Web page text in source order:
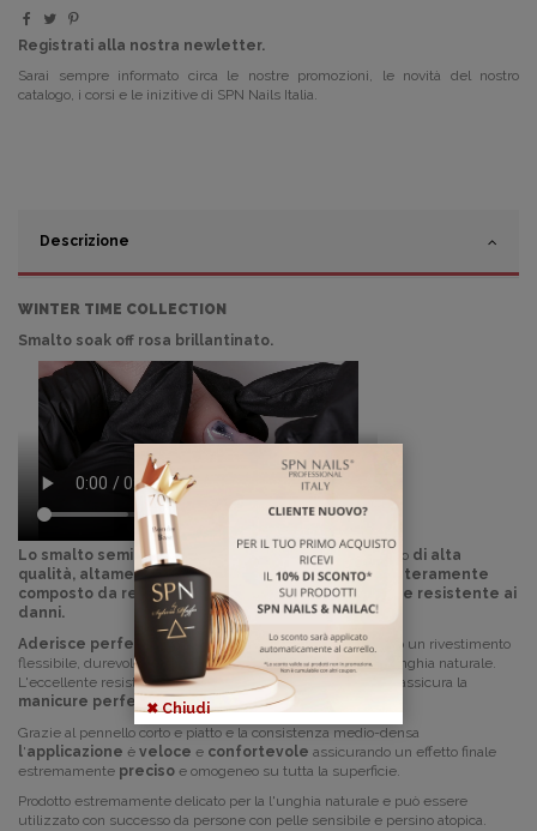
Registrati alla nostra newletter.
Sarai sempre informato circa le nostre promozioni, le novità del nostro
catalogo, i corsi e le inizitive di SPN Nails Italia.
Descrizione
WINTER TIME COLLECTION
Smalto soak off rosa brillantinato.
Lo smalto semipermanente UV Laq è uno smalto ibrido di alta
qualità, altamente pigmentato, autolivellante e interamente
composto da resina di silicone
che lo rendeelastico e resistente ai
danni.
Aderisce perfettamentealla lamina ungueale creando un rivestimento
flessibile, durevole e
contemporaneamente leggero per l'unghia naturale.
L'eccellente resistenza del colore e
massima aderenza
assicura la
manicure perfetta per intere settimane
Grazie al pennello corto e piatto e la consistenza medio-densa
l'applicazione è veloce e confortevole assicurando un effetto finale
estremamente preciso e omogeneo su tutta la superficie.
Prodotto estremamente delicato per la l'unghia naturale e può essere
utilizzato con successo da persone con pelle sensibile e persino atopica.
✖ Chiudi